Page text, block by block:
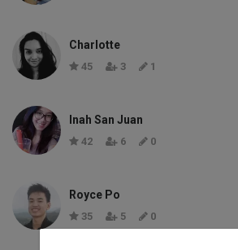
Charlotte
45 3 1
Inah San Juan
42 6 0
Royce Po
35 5 0